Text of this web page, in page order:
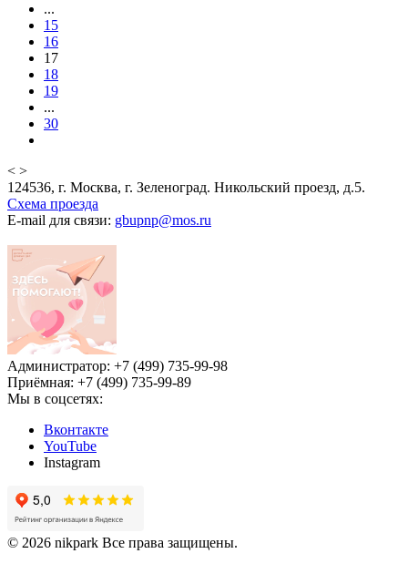
...
15
16
17
18
19
...
30
< >
124536, г. Москва, г. Зеленоград. Никольский проезд, д.5.
Схема проезда
E-mail для связи: gbupnp@mos.ru
Администратор: +7 (499) 735-99-98
Приёмная: +7 (499) 735-99-89
Мы в соцсетях:
Вконтакте
YouTube
Instagram
© 2026 nikpark Все права защищены.